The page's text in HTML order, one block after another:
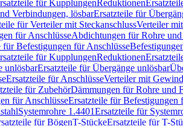
für KupplungenReduktionen
Verbindungen, lösbarErsatzteile für
für Verteiler mit SteckanschlussVerteiler
für AnschlüsseAbdichtungen für Rohre
für Befestigungen für Anschlüsse
für KupplungenReduktionen
unlösbarErsatzteile für Übergänge unlösbar
Ersatzteile für AnschlüsseVerteiler mit
für ZubehörDämmungen für Rohre und
für AnschlüsseErsatzteile für Befestigungen
Systemrohre 1.4401Ersatzteile für
für BögenT-StückeErsatzteile für T-